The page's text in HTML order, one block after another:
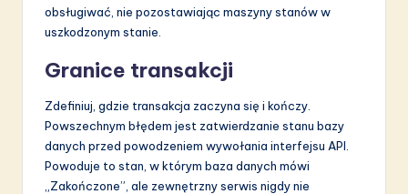
obsługiwać, nie pozostawiając maszyny stanów w
uszkodzonym stanie.
Granice transakcji
Zdefiniuj, gdzie transakcja zaczyna się i kończy.
Powszechnym błędem jest zatwierdzanie stanu bazy
danych przed powodzeniem wywołania interfejsu API.
Powoduje to stan, w którym baza danych mówi
„Zakończone”, ale zewnętrzny serwis nigdy nie